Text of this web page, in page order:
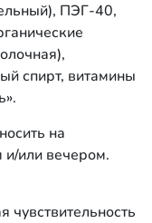
ПЭГ-40,
спирт, витамины
на
и/или вечером.
чувствительность